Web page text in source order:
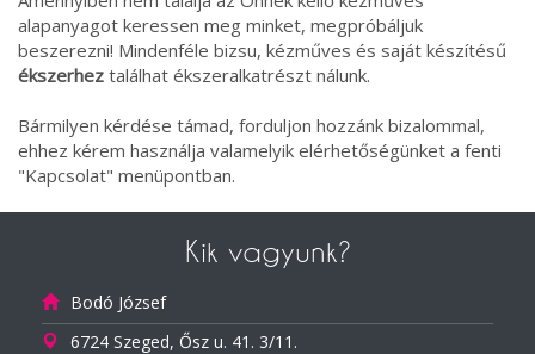
alapanyagot keressen meg minket, megpróbáljuk
beszerezni! Mindenféle bizsu, kézműves és saját készítésű
ékszerhez találhat ékszeralkatrészt nálunk.
Bármilyen kérdése támad, forduljon hozzánk bizalommal,
ehhez kérem használja valamelyik elérhetőségünket a fenti
"Kapcsolat" menüpontban.
Kik vagyunk?
Bodó József
6724 Szeged, Ősz u. 41. 3/11.